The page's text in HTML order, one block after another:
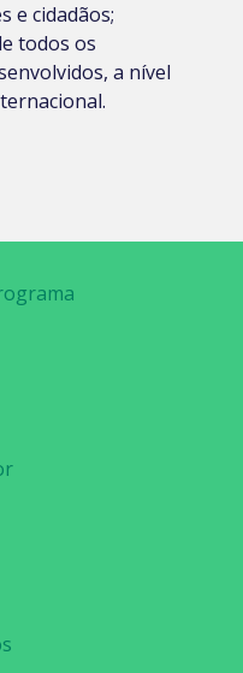
e cidadãos;
todos os
a nível